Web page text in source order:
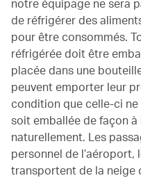
notre équipage ne sera
de réfrigérer des
pour être consommés.
réfrigérée doit être
placée dans une
peuvent emporter leur
condition que celle-ci ne
soit emballée de façon à
naturellement. Les
personnel de l’aéroport,
transportent de la neige